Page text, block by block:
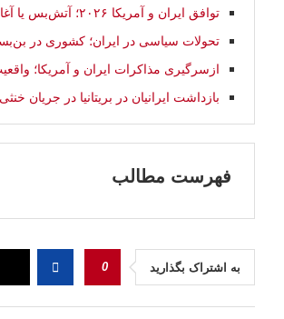
توافق ایران و آمریکا ۲۰۲۶؛ آتش‌بس یا آغاز فصلی تازه؟
تحولات سیاسی در ایران؛ کشوری در
ازسرگیری مذاکرات ایران و آمریکا؛
بازداشت ایرانیان در بریتانیا در جریان
فهرست مطالب
به اشتراک بگذارید 0